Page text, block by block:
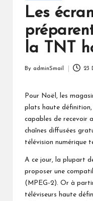
in
Les
la TNT
By adminSmail 23
Pour Noël, les
plats haute définition,
capables de recevoir
chaînes diffusées
télévision numérique
A ce jour, la plupart
proposer une
(MPEG-2). Or à
téléviseurs haute